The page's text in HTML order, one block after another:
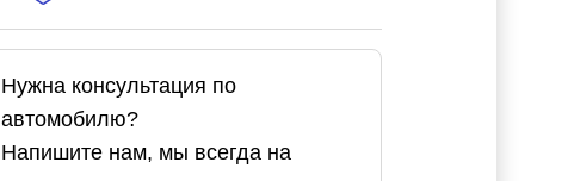
Нужна консультация по
автомобилю?
Напишите нам, мы всегда на